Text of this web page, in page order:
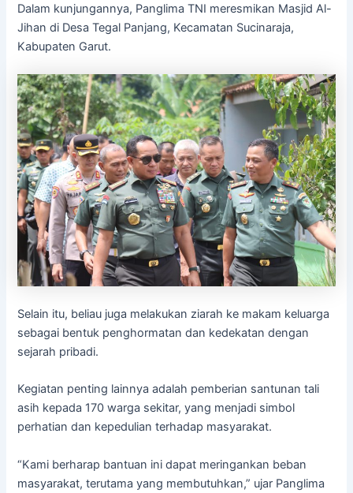
Dalam kunjungannya, Panglima TNI meresmikan Masjid Al-
Jihan di Desa Tegal Panjang, Kecamatan Sucinaraja,
Kabupaten Garut.
Selain itu, beliau juga melakukan ziarah ke makam keluarga
sebagai bentuk penghormatan dan kedekatan dengan
sejarah pribadi.
Kegiatan penting lainnya adalah pemberian santunan tali
asih kepada 170 warga sekitar, yang menjadi simbol
perhatian dan kepedulian terhadap masyarakat.
“Kami berharap bantuan ini dapat meringankan beban
masyarakat, terutama yang membutuhkan,” ujar Panglima